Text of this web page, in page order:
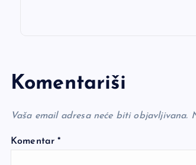
Komentariši
Vaša email adresa neće biti objavljivana.
Komentar*